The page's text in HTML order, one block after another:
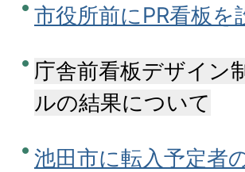
市役所前にPR看板を
庁舎前看板デザイン
ルの結果について
池田市に転入予定者